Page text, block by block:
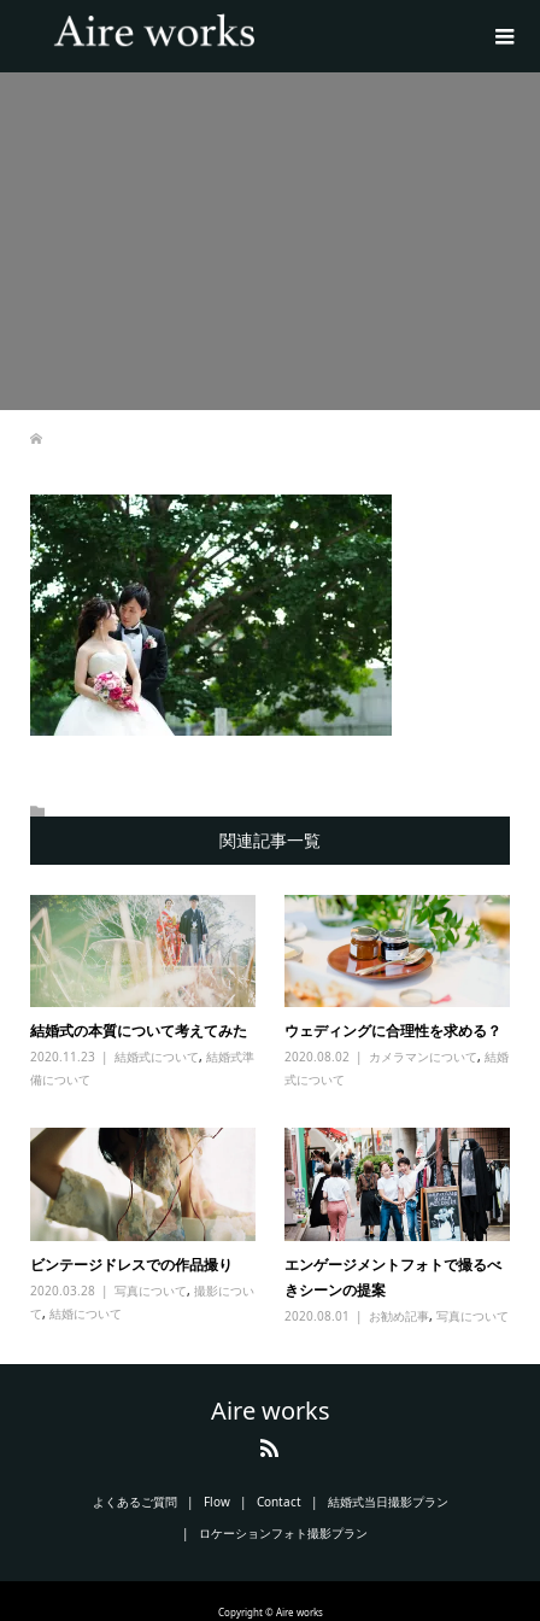
関連記事一覧
結婚式の本質について考えてみた
2020.11.23 結婚式について, 結婚式準
備について
ウェディングに合理性を求める？
2020.08.02 カメラマンについて,結婚
式について
ビンテージドレスでの作品撮り
2020.03.28 写真について, 撮影につい
て, 結婚について
エンゲージメントフォトで撮るべ
きシーンの提案
2020.08.01 お勧め記事,写真について
Aire works
よくあるご質問 Flow Contact
結婚式当日撮影プラン
ロケーションフォト撮影プラン
Copyright © Aire works